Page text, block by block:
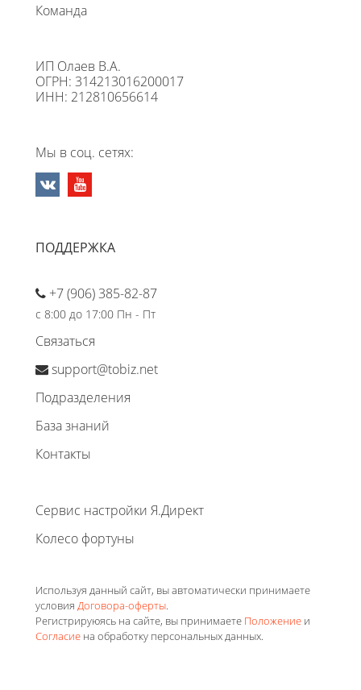
Команда
ИП Олаев В.А.
ОГРН: 314213016200017
ИНН: 212810656614
Мы в соц. сетях:
ПОДДЕРЖКА
+7 (906) 385-82-87
с 8:00 до 17:00 Пн - Пт
Связаться
support@tobiz.net
Подразделения
База знаний
Контакты
Сервис настройки Я.Директ
Колесо фортуны
Используя данный сайт, вы автоматически принимаете
условия Договора-оферты.
Регистрируюясь на сайте, вы принимаете Положение и
Согласие на обработку персональных данных.